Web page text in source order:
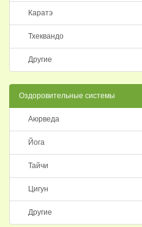
Каратэ
Тхеквандо
Другие
Оздоровительные системы
Аюрведа
Йога
Тайчи
Цигун
Другие